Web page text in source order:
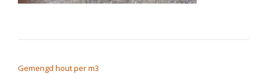
Gemengd hout per m3